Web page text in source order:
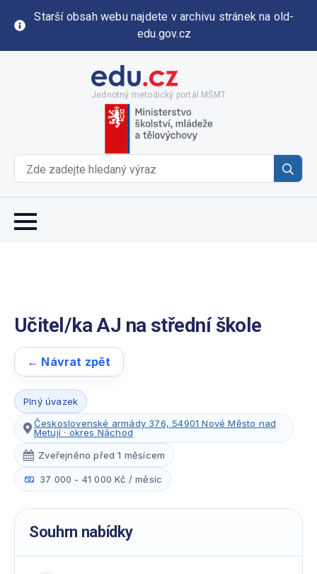
Starší obsah webu najdete v archivu stránek na old-
edu.gov.cz
Jednotný metodický portál MŠMT
for:
Učitel/ka AJ na střední škole
← Návrat zpět
Plný úvazek
Československé armády 376, 54901 Nové Město nad
Metují · okres Náchod
Zveřejněno před 1 měsícem
37 000 - 41 000 Kč / měsíc
Souhrn nabídky